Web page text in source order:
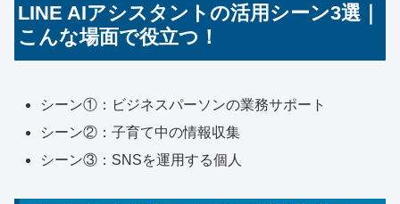
LINE AIアシスタントの活用シーン3選｜
こんな場面で役立つ！
シーン①：ビジネスパーソンの業務サポート
シーン②：子育て中の情報収集
シーン③：SNSを運用する個人